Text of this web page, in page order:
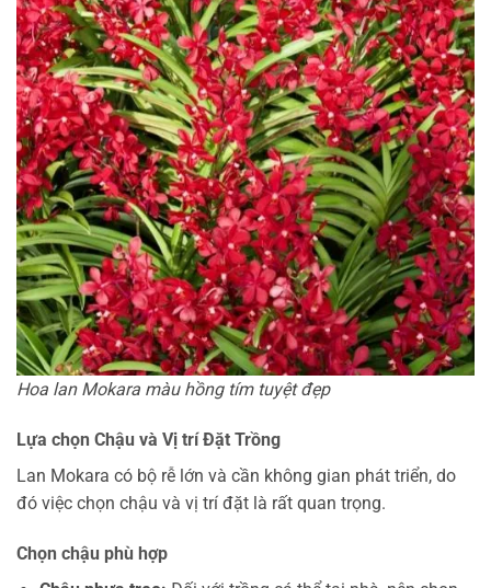
Hoa lan Mokara màu hồng tím tuyệt đẹp
Lựa chọn Chậu và Vị trí Đặt Trồng
Lan Mokara có bộ rễ lớn và cần không gian phát triển, do
đó việc chọn chậu và vị trí đặt là rất quan trọng.
Chọn chậu phù hợp